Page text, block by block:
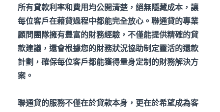
所有貸款利率和費用均公開清楚，絕無隱藏成本，讓
每位客戶在藉貸過程中都能完全放心。聯通貸的專業
顧問團隊擁有豐富的財務經驗，不僅能提供精確的貸
款建議，還會根據您的財務狀況協助制定靈活的還款
計劃，確保每位客戶都能獲得量身定制的財務解決方
案。
聯通貸的服務不僅在於貸款本身，更在於希望成為客